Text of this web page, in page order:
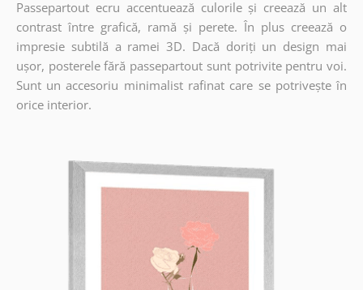
Passepartout ecru accentuează culorile și creează un alt
contrast între grafică, ramă și perete. În plus creează o
impresie subtilă a ramei 3D. Dacă doriți un design mai
ușor, posterele fără passepartout sunt potrivite pentru voi.
Sunt un accesoriu minimalist rafinat care se potrivește în
orice interior.